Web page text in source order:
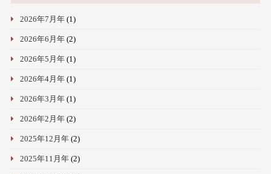
2026年7月年(1)
2026年6月年(2)
2026年5月年(1)
2026年4月年(1)
2026年3月年(1)
2026年2月年(2)
2025年12月年(2)
2025年11月年(2)